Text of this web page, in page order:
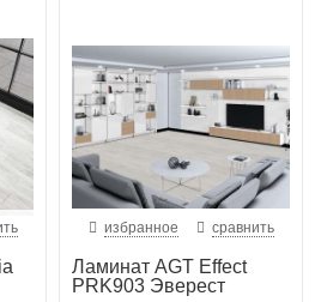
избранное сравнить
Ламинат AGT Effect
PRK903 Эверест